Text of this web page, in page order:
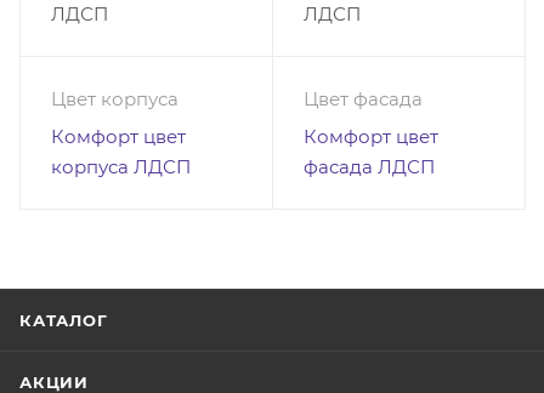
ЛДСП
ЛДСП
Цвет корпуса
Комфорт цвет
корпуса ЛДСП
Цвет фасада
Комфорт цвет
фасада ЛДСП
КАТАЛОГ
АКЦИИ